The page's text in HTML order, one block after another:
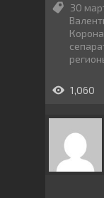
30
1,060